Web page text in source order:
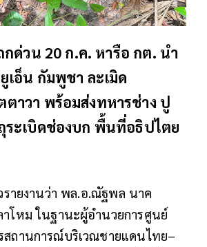
ด่วน 20 ก.ค. หารือ กต. นำ
เอ็น กัมพูชา ละเมิด
าวา พร้อมส่งทหารช่าง ปู
ระเบิดช่องบก พื้นที่อธิปไตย
รายงานว่า พล.อ.ณัฐพล นาค
โหม ในฐานะผู้อำนวยการศูนย์
สถานการณ์บริเวณชายแดนไทย–